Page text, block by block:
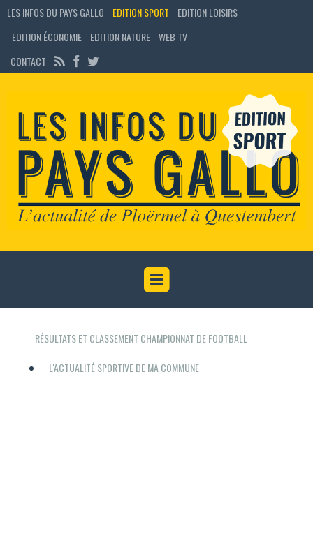
LES INFOS DU PAYS GALLO EDITION SPORT
EDITION LOISIRS
EDITION ÉCONOMIE
EDITION NATURE WEB TV
CONTACT
RÉSULTATS ET CLASSEMENT CHAMPIONNAT DE FOOTBALL
L'ACTUALITÉ SPORTIVE DE MA COMMUNE